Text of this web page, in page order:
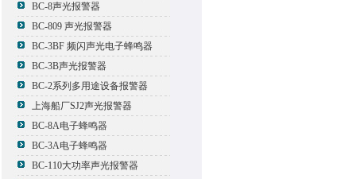
BC-8声光报警器
BC-809 声光报警器
BC-3BF 频闪声光电子蜂鸣器
BC-3B声光报警器
BC-2系列多用途设备报警器
上海船厂SJ2声光报警器
BC-8A电子蜂鸣器
BC-3A电子蜂鸣器
BC-110大功率声光报警器